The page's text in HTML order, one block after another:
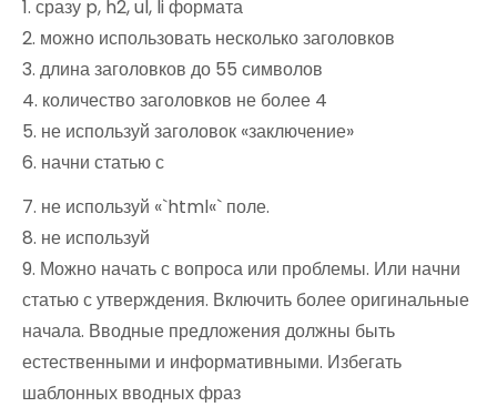
1. сразу p, h2, ul, li формата
2. можно использовать несколько заголовков
3. длина заголовков до 55 символов
4. количество заголовков не более 4
5. не используй заголовок «заключение»
6. начни статью с
7. не используй «`html«` поле.
8. не используй
9. Можно начать с вопроса или проблемы. Или начни
статью с утверждения. Включить более оригинальные
начала. Вводные предложения должны быть
естественными и информативными. Избегать
шаблонных вводных фраз